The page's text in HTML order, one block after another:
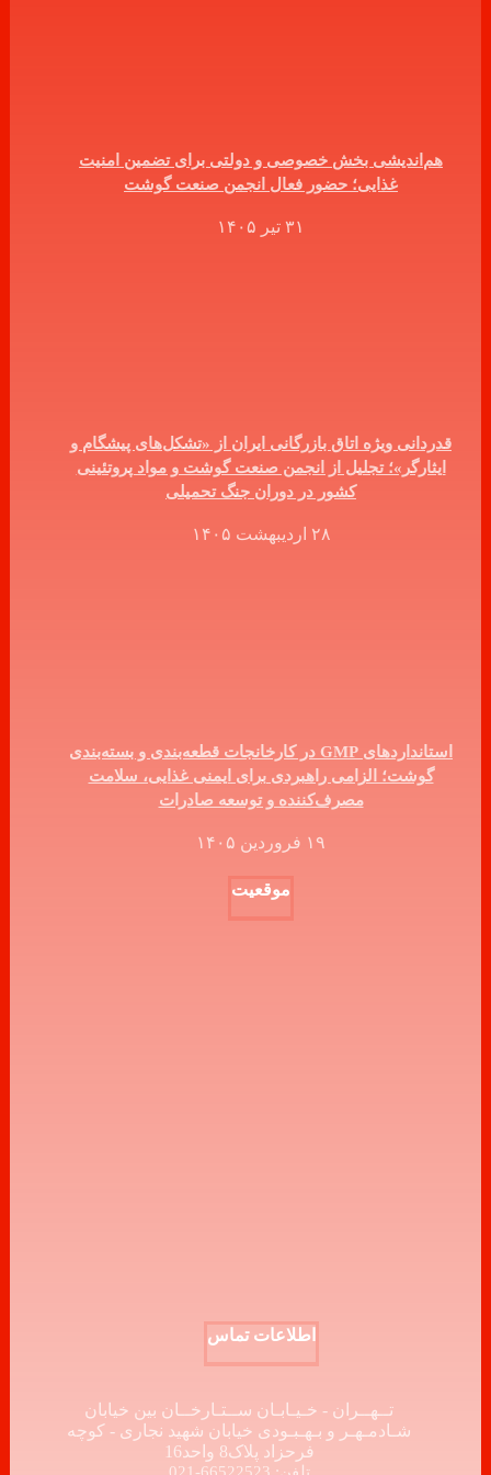
هم‌اندیشی بخش خصوصی و دولتی برای تضمین امنیت
غذایی؛ حضور فعال انجمن صنعت گوشت
۳۱ تیر ۱۴۰۵
قدردانی ویژه اتاق بازرگانی ایران از «تشکل‌های پیشگام و
ایثارگر»؛ تجلیل از انجمن صنعت گوشت و مواد پروتئینی
کشور در دوران جنگ تحمیلی
۲۸ اردیبهشت ۱۴۰۵
استانداردهای GMP در کارخانجات قطعه‌بندی و بسته‌بندی
گوشت؛ الزامی راهبردی برای ایمنی غذایی، سلامت
مصرف‌کننده و توسعه صادرات
۱۹ فروردین ۱۴۰۵
موقعیت
اطلاعات تماس
تــهــران - خـیـابـان ســتـارخــان بین خیابان
شـادمـهـر و بـهـبـودی خیابان شهید نجاری - کوچه
فرحزاد پلاک8 واحد16